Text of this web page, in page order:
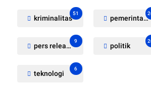
kriminalitas
51
pemerintahan
pers release
9
politik
teknologi
6